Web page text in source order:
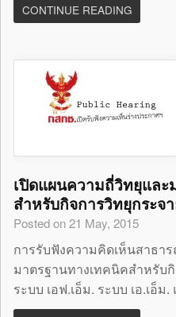
CONTINUE READING
เปิดแผนความถี่วิทยุและ
สำหรับกิจการวิทยุกระจ
Posted on 21 May, 2015
การรับฟังความคิดเห็นสาธา
มาตรฐานทางเทคนิคสำหรับ
ระบบ เอฟ.เอ็ม. ระบบ เอ.เอ็